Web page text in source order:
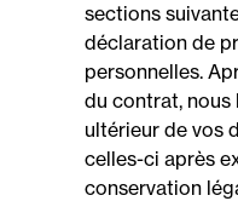
sections
déclaration de
personnelles.
du contrat,
ultérieur de vos
celles-ci après
conservation